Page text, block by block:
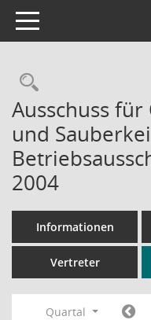
Toggle navigation
Ausschuss
und
2004
Informationen
Vertreter
Quartal